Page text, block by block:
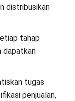
distribusikan
tahap
dapatkan
tugas
penjualan,